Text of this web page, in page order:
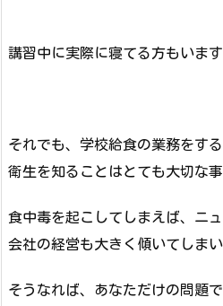
講習中に実際に寝てる方もいます
それでも、学校給食の業務をする
衛生を知ることはとても大切な事
食中毒を起こしてしまえば、ニュ
会社の経営も大きく傾いてしまい
そうなれば、あなただけの問題で